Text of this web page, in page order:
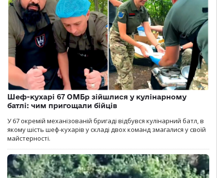
Шеф-кухарі 67 ОМБр зійшлися у кулінарному
батлі: чим пригощали бійців
У 67 окремій механізованій бригаді відбувся кулінарний батл, в
якому шість шеф-кухарів у складі двох команд змагалися у своїй
майстерності.